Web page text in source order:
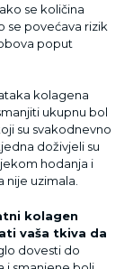
se količina
se povećava rizik
poput
kolagena
ukupnu bol
su svakodnevno
doživjeli su
hodanja i
uzimala.
kolagen
vaša tkiva da
dovesti do